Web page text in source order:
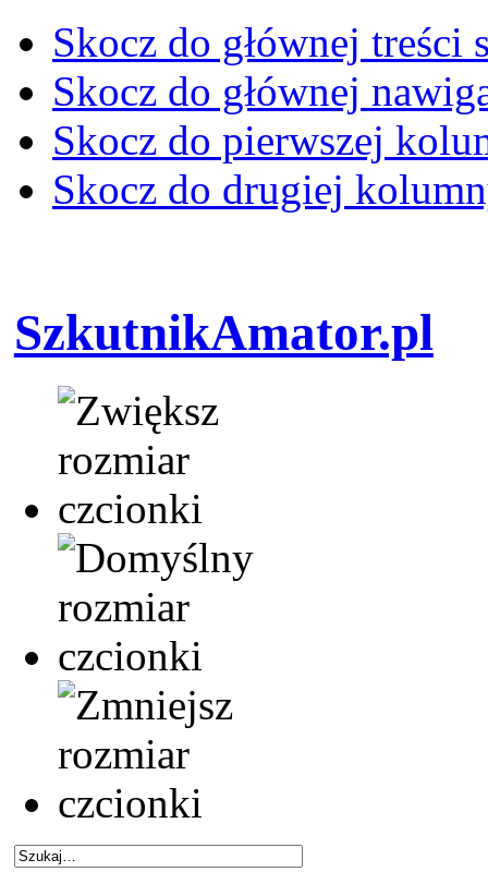
Skocz do głównej treści
Skocz do głównej
Skocz do pierwszej
Skocz do drugiej
SzkutnikAmator.pl